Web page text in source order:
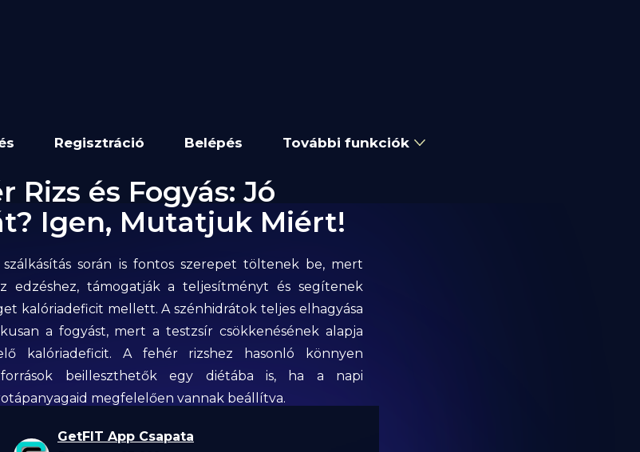
Regisztráció Belépés További funkciók
Rizs és Fogyás: Jó
Igen, Mutatjuk Miért!
során is fontos szerepet töltenek be, mert
edzéshez, támogatják a teljesítményt és segítenek
kalóriadeficit mellett. A szénhidrátok teljes elhagyása
a fogyást, mert a testzsír csökkenésének alapja
kalóriadeficit. A fehér rizshez hasonló könnyen
beilleszthetők egy diétába is, ha a napi
megfelelően vannak beállítva.
GetFIT App Csapata